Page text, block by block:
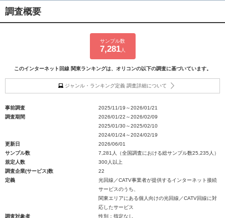
調査概要
サンプル数
7,281人
このインターネット回線 関東ランキングは、オリコンの以下の調査に基づいています。
ジャンル・ランキング定義 調査詳細について
事前調査
2025/11/19～2026/01/21
調査期間
2026/01/22～2026/02/09
2025/01/30～2025/02/10
2024/01/24～2024/02/19
更新日
2026/06/01
サンプル数
7,281人（全国調査における総サンプル数25,235人）
規定人数
300人以上
調査企業(サービス)数
22
定義
光回線／CATV事業者が提供するインターネット接続
サービスのうち、
関東エリアにある個人向けの光回線／CATV回線に対
応したサービス
調査対象者
性別：指定なし